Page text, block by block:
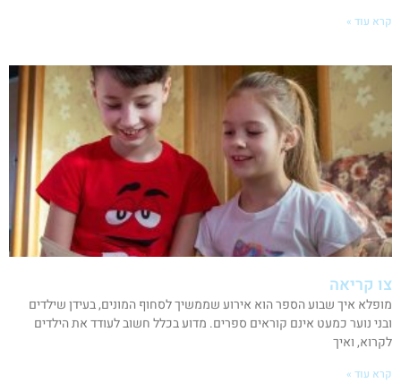
קרא עוד »
צו קריאה
מופלא איך שבוע הספר הוא אירוע שממשיך לסחוף המונים, בעידן שילדים
ובני נוער כמעט אינם קוראים ספרים. מדוע בכלל חשוב לעודד את הילדים
לקרוא, ואיך
קרא עוד »